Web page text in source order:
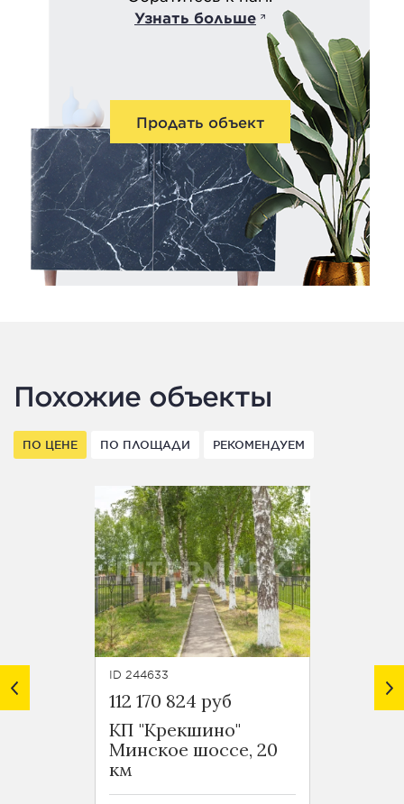
Узнать больше
Продать объект
Похожие объекты
ПО ЦЕНЕ ПО ПЛОЩАДИ РЕКОМЕНДУЕМ
ID 244633
112 170 824 руб
КП "Крекшино"
Минское шоссе, 20
км
107